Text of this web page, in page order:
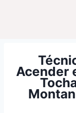
Acender